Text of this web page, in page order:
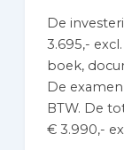
De
3.695,-
boek,
De
BTW. De
€ 3.990,-